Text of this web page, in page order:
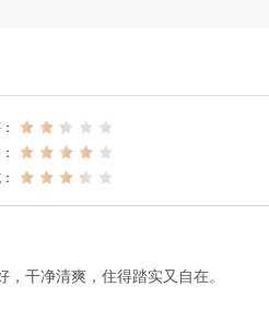
干净清爽，住得踏实又自在。